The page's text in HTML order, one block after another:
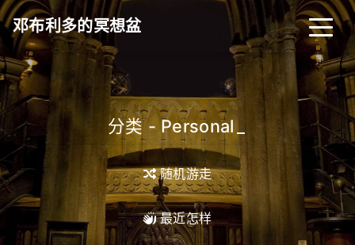
邓布利多的冥想盆
分类 - Personal _
随机游走
最近怎样